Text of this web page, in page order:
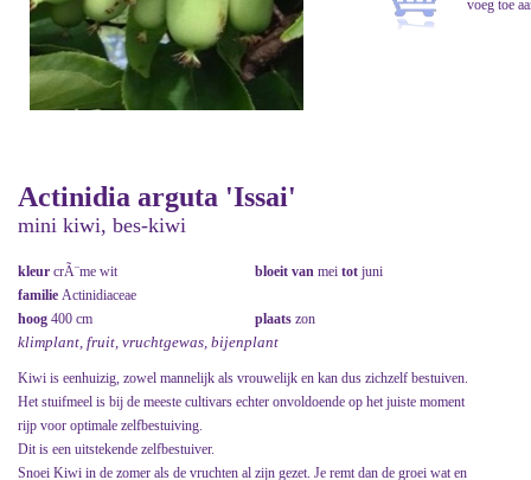
Actinidia arguta 'Issai'
mini kiwi, bes-kiwi
kleur crÃ¨me wit bloeit van mei tot juni
familie Actinidiaceae
hoog 400 cm plaats zon
klimplant, fruit, vruchtgewas, bijenplant
Kiwi is eenhuizig, zowel mannelijk als vrouwelijk en kan dus zichzelf bestuiven.
Het stuifmeel is bij de meeste cultivars echter onvoldoende op het juiste moment
rijp voor optimale zelfbestuiving.
Dit is een uitstekende zelfbestuiver.
Snoei Kiwi in de zomer als de vruchten al zijn gezet. Je remt dan de groei wat en